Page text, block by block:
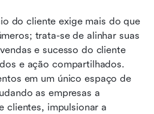
do cliente exige mais do que
trata-se de alinhar suas
e sucesso do cliente
em um único espaço de
as empresas a
clientes, impulsionar a